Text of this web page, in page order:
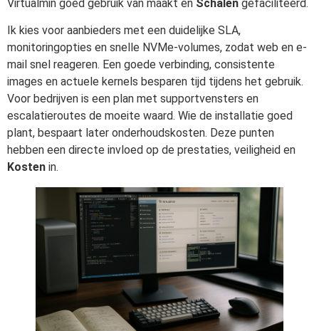
Virtualmin goed gebruik van maakt en Schalen gefaciliteerd.
Ik kies voor aanbieders met een duidelijke SLA,
monitoringopties en snelle NVMe-volumes, zodat web en e-
mail snel reageren. Een goede verbinding, consistente
images en actuele kernels besparen tijd tijdens het gebruik.
Voor bedrijven is een plan met supportvensters en
escalatieroutes de moeite waard. Wie de installatie goed
plant, bespaart later onderhoudskosten. Deze punten
hebben een directe invloed op de prestaties, veiligheid en
Kosten in.